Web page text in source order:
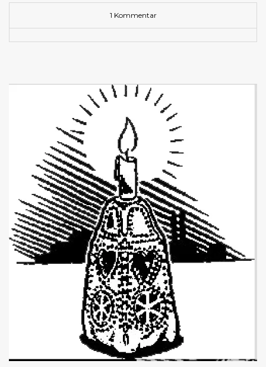
1 Kommentar